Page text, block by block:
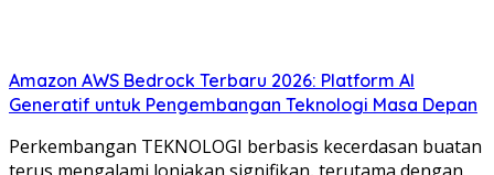
Amazon AWS Bedrock Terbaru 2026: Platform AI
Generatif untuk Pengembangan Teknologi Masa Depan
Perkembangan TEKNOLOGI berbasis kecerdasan buatan